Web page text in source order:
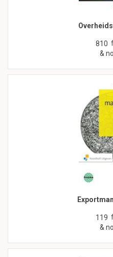
810
&
119
&